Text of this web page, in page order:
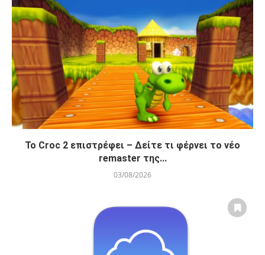
Το Croc 2 επιστρέφει – Δείτε τι φέρνει το νέο
remaster της...
03/08/2026